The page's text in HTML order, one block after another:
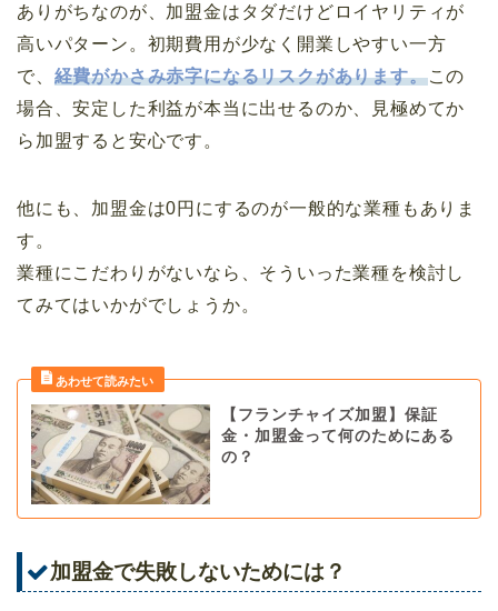
ありがちなのが、加盟金はタダだけどロイヤリティが
高いパターン。初期費用が少なく開業しやすい一方
で、 経費がかさみ赤字になるリスクがあります。この
場合、安定した利益が本当に出せるのか、見極めてか
ら加盟すると安心です。
他にも、加盟金は0円にするのが一般的な業種もありま
す。
業種にこだわりがないなら、そういった業種を検討し
てみてはいかがでしょうか。
【フランチャイズ加盟】保証
金・加盟金って何のためにある
の？
加盟金で失敗しないためには？